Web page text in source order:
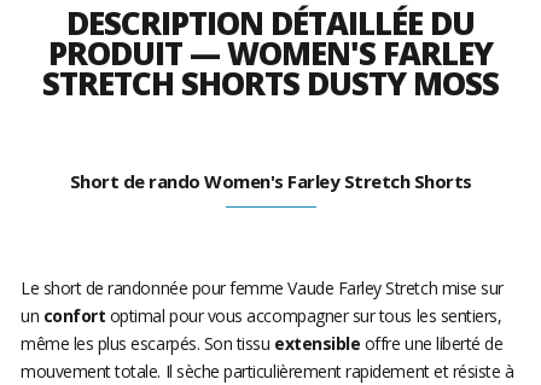
DESCRIPTION DÉTAILLÉE DU
PRODUIT — WOMEN'S FARLEY
STRETCH SHORTS DUSTY MOSS
Short de rando Women's Farley Stretch Shorts
Le short de randonnée pour femme Vaude Farley Stretch mise sur
un confort optimal pour vous accompagner sur tous les sentiers,
même les plus escarpés. Son tissu extensible offre une liberté de
mouvement totale. Il sèche particulièrement rapidement et résiste à